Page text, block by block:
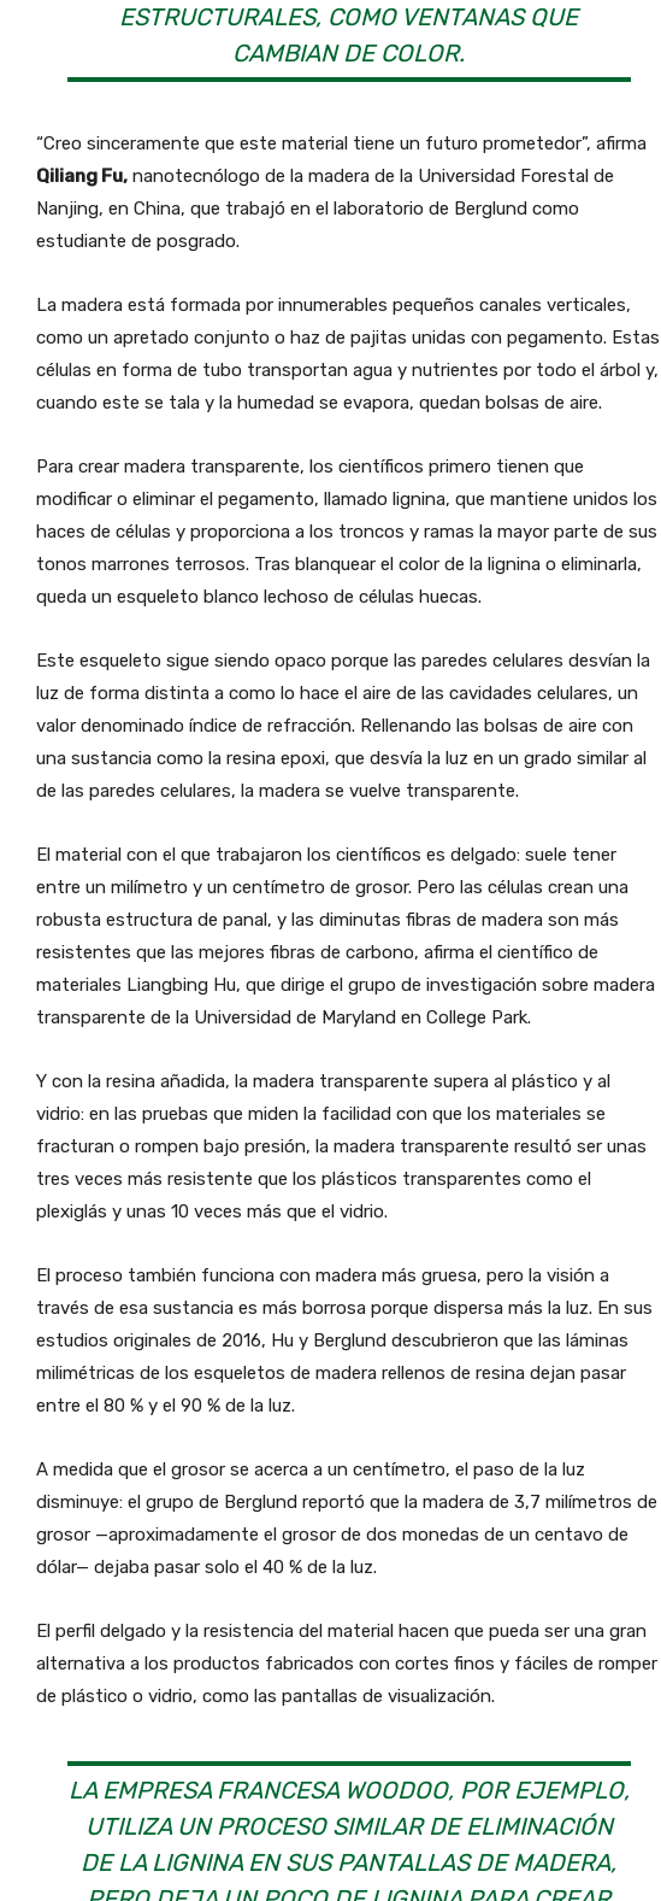
ESTRUCTURALES, COMO VENTANAS QUE
CAMBIAN DE COLOR.
“Creo sinceramente que este material tiene un futuro prometedor”, afirma
Qiliang Fu,nanotecnólogo de la madera de la Universidad Forestal de
Nanjing, en China, que trabajó en el laboratorio de Berglund como
estudiante de posgrado.
La madera está formada por innumerables pequeños canales verticales,
como un apretado conjunto o haz de pajitas unidas con pegamento. Estas
células en forma de tubo transportan agua y nutrientes por todo el árbol y,
cuando este se tala y la humedad se evapora, quedan bolsas de aire.
Para crear madera transparente, los científicos primero tienen que
modificar o eliminar el pegamento, llamado lignina, que mantiene unidos los
haces de células y proporciona a los troncos y ramas la mayor parte de sus
tonos marrones terrosos. Tras blanquear el color de la lignina o eliminarla,
queda un esqueleto blanco lechoso de células huecas.
Este esqueleto sigue siendo opaco porque las paredes celulares desvían la
luz de forma distinta a como lo hace el aire de las cavidades celulares, un
valor denominado índice de refracción. Rellenando las bolsas de aire con
una sustancia como la resina epoxi, que desvía la luz en un grado similar al
de las paredes celulares, la madera se vuelve transparente.
El material con el que trabajaron los científicos es delgado: suele tener
entre un milímetro y un centímetro de grosor. Pero las células crean una
robusta estructura de panal, y las diminutas fibras de madera son más
resistentes que las mejores fibras de carbono, afirma el científico de
materiales Liangbing Hu, que dirige el grupo de investigación sobre madera
transparente de la Universidad de Maryland en College Park.
Y con la resina añadida, la madera transparente supera al plástico y al
vidrio: en las pruebas que miden la facilidad con que los materiales se
fracturan o rompen bajo presión, la madera transparente resultó ser unas
tres veces más resistente que los plásticos transparentes como el
plexiglás y unas 10 veces más que el vidrio.
El proceso también funciona con madera más gruesa, pero la visión a
través de esa sustancia es más borrosa porque dispersa más la luz. En sus
estudios originales de 2016, Hu y Berglund descubrieron que las láminas
milimétricas de los esqueletos de madera rellenos de resina dejan pasar
entre el 80 % y el 90 % de la luz.
A medida que el grosor se acerca a un centímetro, el paso de la luz
disminuye: el grupo de Berglund reportó que la madera de 3,7 milímetros de
grosor —aproximadamente el grosor de dos monedas de un centavo de
dólar— dejaba pasar solo el 40 % de la luz.
El perfil delgado y la resistencia del material hacen que pueda ser una gran
alternativa a los productos fabricados con cortes finos y fáciles de romper
de plástico o vidrio, como las pantallas de visualización.
LA EMPRESA FRANCESA WOODOO, POR EJEMPLO,
UTILIZA UN PROCESO SIMILAR DE ELIMINACIÓN
DE LA LIGNINA EN SUS PANTALLAS DE MADERA,